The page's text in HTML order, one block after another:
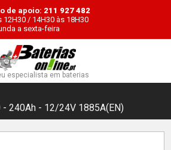
de apoio: 211 927 482
12H30 / 14H30 às 18H30
a sexta-feira
especialista em baterias
- 240Ah - 12/24V 1885A(EN)